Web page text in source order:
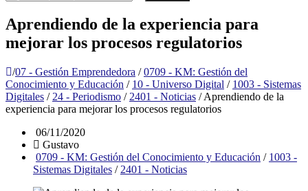
Aprendiendo de la experiencia para
mejorar los procesos regulatorios
/07 - Gestión Emprendedora / 0709 - KM: Gestión del
Conocimiento y Educación / 10 - Universo Digital / 1003 - Sistemas
Digitales / 24 - Periodismo / 2401 - Noticias /Aprendiendo de la
experiencia para mejorar los procesos regulatorios
06/11/2020
Gustavo
0709 - KM: Gestión del Conocimiento y Educación / 1003 -
Sistemas Digitales / 2401 - Noticias